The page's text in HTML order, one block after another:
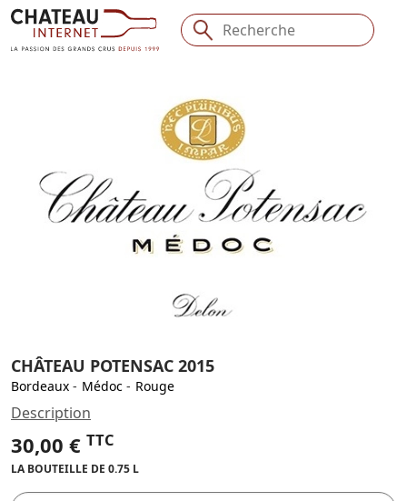
CHÂTEAU POTENSAC 2015
Bordeaux - Médoc - Rouge
Description
30,00 € TTC
LA BOUTEILLE DE 0.75 L